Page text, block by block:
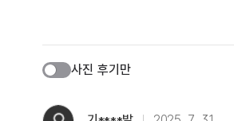
사진 후기만